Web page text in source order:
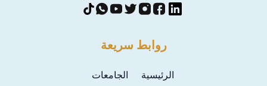
روابط سريعة
الرئيسية
الجامعات